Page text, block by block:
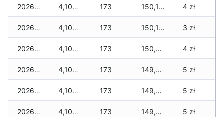
2026-06-21 4,100 zł 173 150,179 zł 4 zł
2026-06-20 4,100 zł 173 150,107 zł 3 zł
2026-06-19 4,100 zł 173 150,041 zł 4 zł
2026-06-18 4,100 zł 173 149,825 zł 5 zł
2026-06-17 4,100 zł 173 149,715 zł 5 zł
2026-06-16 4,100 zł 173 149,513 zł 5 zł